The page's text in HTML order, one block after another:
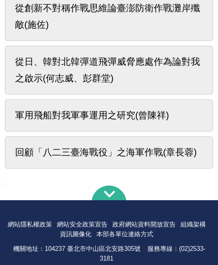
從創新不對稱作戰思維論臺澎防衛作戰灘岸殲
敵(施佐)
從日、韓對北韓彈道飛彈威脅應處作為論對我
之啟示(何志威、彭群堂)
軍用飛船對我軍事運用之研究(曾陳祥)
回顧「八二三臺海戰役」之海軍作戰(章長蓉)
網站隱私權政策 網站安全政策宣告 政府網站資料開放宣告
組織架構
資訊圖像化
本部各單位連絡方式
機關地址：104237 臺北市中山區北安路305號
服務專線：(02)2533-
3181